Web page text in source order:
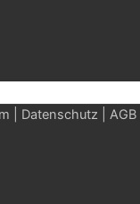
Datenschutz AGB